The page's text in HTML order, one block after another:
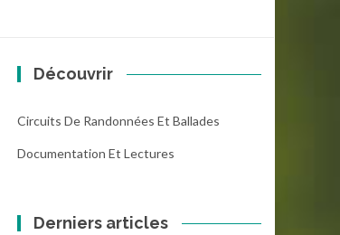
Découvrir
Circuits De Randonnées Et Ballades
Documentation Et Lectures
Derniers articles